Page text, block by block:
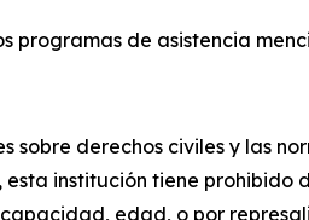
programas de asistencia
sobre derechos civiles y las
esta institución tiene
edad, o por